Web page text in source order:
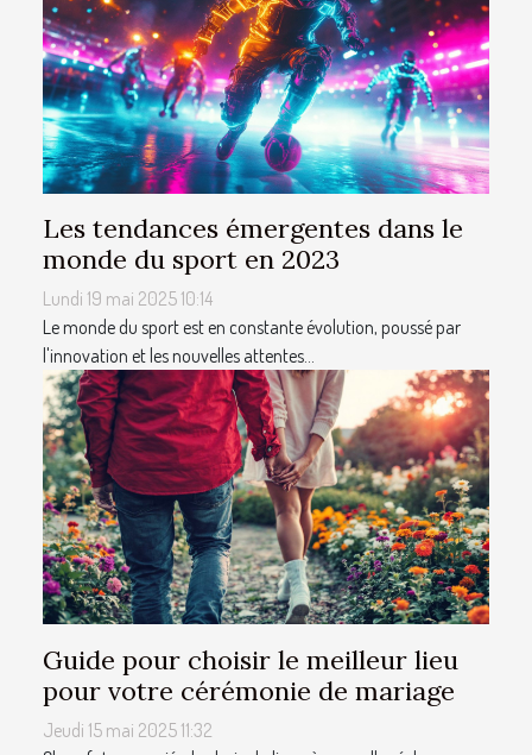
Les tendances émergentes dans le
monde du sport en 2023
Lundi 19 mai 2025 10:14
Le monde du sport est en constante évolution, poussé par
l'innovation et les nouvelles attentes...
Guide pour choisir le meilleur lieu
pour votre cérémonie de mariage
Jeudi 15 mai 2025 11:32